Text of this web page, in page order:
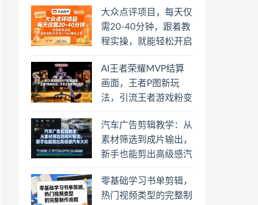
大众点评项目，每天仅
需20-40分钟，跟着教
程实操，就能轻松开启
AI王者荣耀MVP结算
画面，王者P图新玩
法，引流王者游戏粉变
汽车广告剪辑教学：从
素材筛选到成片输出，
新手也能剪出高级感汽
零基础学习书单剪辑，
热门视频类型的完整制